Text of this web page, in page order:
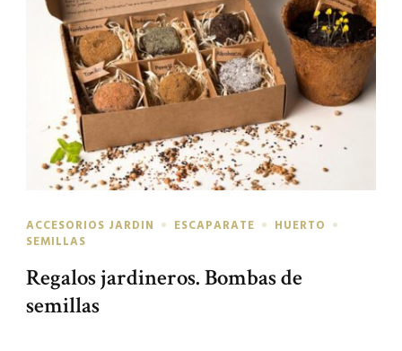
ACCESORIOS JARDIN ESCAPARATE
HUERTO
SEMILLAS
Regalos jardineros. Bombas de
semillas